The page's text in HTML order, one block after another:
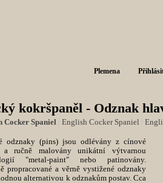
Plemena
kokršpaněl - Odznak
Cocker Spaniel English Cocker Spaniel
odznaky (pins) jsou odlévány z cínové
ručně malovány unikátní výtvarnou
"metal-paint" nebo patinovány.
propracované a věrně vystižené odznaky
alternativou k odznakům postav. Cca